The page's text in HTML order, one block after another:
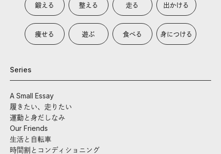
鍛える 整える 走る 出かける
痩せる 遊ぶ 食べる 身につける
Series
A Small Essay
履きたい、走りたい
運動と身だしなみ
Our Friends
生活と自転車
時間割とコンディショニング